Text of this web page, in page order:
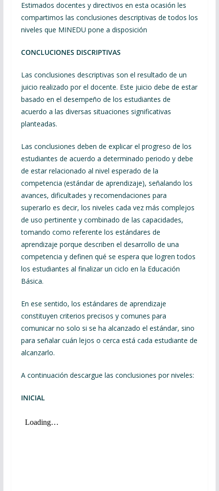
Estimados docentes y directivos en esta ocasión les
compartimos las conclusiones descriptivas de todos los
niveles que MINEDU pone a disposición
CONCLUCIONES DISCRIPTIVAS
Las conclusiones descriptivas son el resultado de un
juicio realizado por el docente. Este juicio debe de estar
basado en el desempeño de los estudiantes de
acuerdo a las diversas situaciones significativas
planteadas.
Las conclusiones deben de explicar el progreso de los
estudiantes de acuerdo a determinado periodo y debe
de estar relacionado al nivel esperado de la
competencia (estándar de aprendizaje), señalando los
avances, dificultades y recomendaciones para
superarlo es decir, los niveles cada vez más complejos
de uso pertinente y combinado de las capacidades,
tomando como referente los estándares de
aprendizaje porque describen el desarrollo de una
competencia y definen qué se espera que logren todos
los estudiantes al finalizar un ciclo en la Educación
Básica.
En ese sentido, los estándares de aprendizaje
constituyen criterios precisos y comunes para
comunicar no solo si se ha alcanzado el estándar, sino
para señalar cuán lejos o cerca está cada estudiante de
alcanzarlo.
A continuación descargue las conclusiones por niveles:
INICIAL